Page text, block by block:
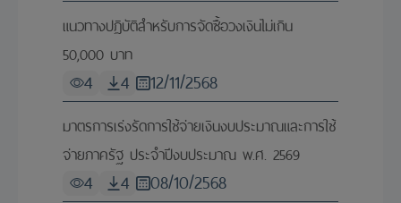
แนวทางปฏิบัติสำหรับการจัดซื้อวงเงินไม่เกิน
50,000 บาท
4 4 12/11/2568
มาตรการเร่งรัดการใช้จ่ายเงินงบประมาณและการใช้
จ่ายภาครัฐ ประจำปีงบประมาณ พ.ศ. 2569
4 4 08/10/2568